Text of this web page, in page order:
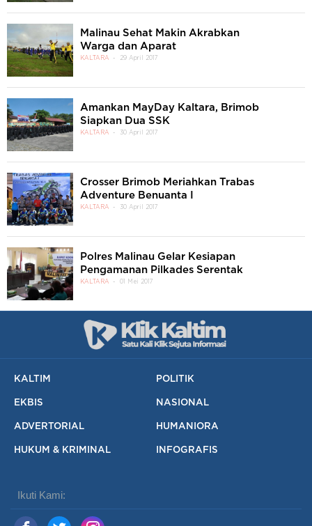
Malinau Sehat Makin Akrabkan
Warga dan Aparat
KALTARA 29 April 2017
Amankan MayDay Kaltara, Brimob
Siapkan Dua SSK
KALTARA 30 April 2017
Crosser Brimob Meriahkan Trabas
Adventure Benuanta I
KALTARA 30 April 2017
Polres Malinau Gelar Kesiapan
Pengamanan Pilkades Serentak
KALTARA 01 Mei 2017
KALTIM POLITIK
EKBIS NASIONAL
ADVERTORIAL HUMANIORA
HUKUM & KRIMINAL INFOGRAFIS
Ikuti Kami: